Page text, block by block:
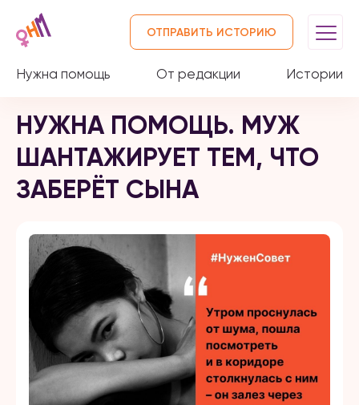
Нужна помощь От редакции Истории
ОТПРАВИТЬ ИСТОРИЮ
НУЖНА ПОМОЩЬ. МУЖ
ШАНТАЖИРУЕТ ТЕМ, ЧТО
ЗАБЕРЁТ СЫНА